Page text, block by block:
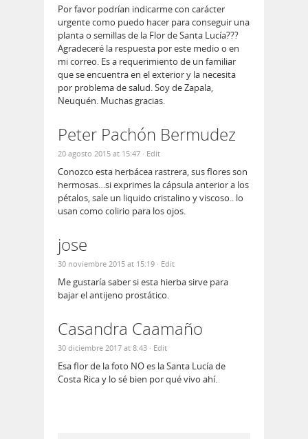
Por favor podrían indicarme con carácter
urgente como puedo hacer para conseguir una
planta o semillas de la Flor de Santa Lucía???
Agradeceré la respuesta por este medio o en
mi correo. Es a requerimiento de un familiar
que se encuentra en el exterior y la necesita
por problema de salud. Soy de Zapala,
Neuquén. Muchas gracias.
Peter Pachón Bermudez
20 agosto 2015 at 15:47 · Edit
Conozco esta herbácea rastrera, sus flores son
hermosas…si exprimes la cápsula anterior a los
pétalos, sale un liquido cristalino y viscoso.. lo
usan como colirio para los ojos.
jose
30 noviembre 2015 at 15:19 · Edit
Me gustaría saber si esta hierba sirve para
bajar el antijeno prostático.
Casandra Caamaño
30 diciembre 2017 at 8:43 · Edit
Esa flor de la foto NO es la Santa Lucía de
Costa Rica y lo sé bien por qué vivo ahí.